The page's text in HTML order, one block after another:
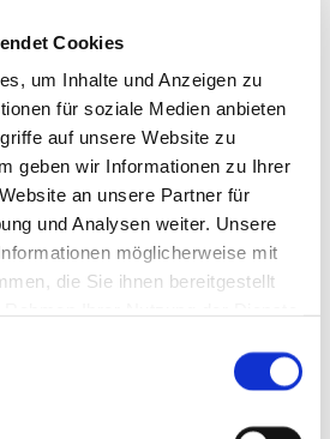
Cookies
um Inhalte und Anzeigen zu
für soziale Medien anbieten
auf unsere Website zu
geben wir Informationen zu Ihrer
an unsere Partner für
und Analysen weiter. Unsere
möglicherweise mit
die Sie ihnen bereitgestellt
Webseite weiterhin nutzen.
verschönernde Wirkung für das
wird. Was ist dran und wie
Experten dazu? 1. Bier: Tatsächlich
gegen Krampfadern und
oft ging Ihr Blick während des
die blau geäderten Beine unter
Hose? Oder ärgerten Sie sich